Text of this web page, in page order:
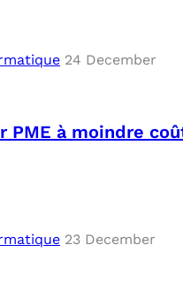
24 December
PME à moindre
23 December